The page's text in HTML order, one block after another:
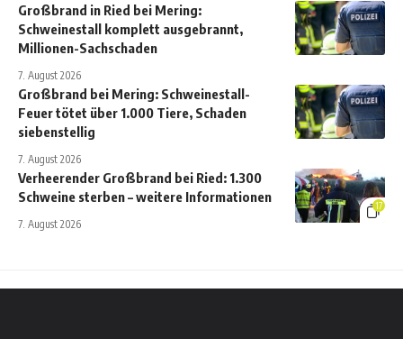
Großbrand in Ried bei Mering:
Schweinestall komplett ausgebrannt,
Millionen-Sachschaden
7. August 2026
Großbrand bei Mering: Schweinestall-
Feuer tötet über 1.000 Tiere, Schaden
siebenstellig
7. August 2026
17
Verheerender Großbrand bei Ried: 1.300
Schweine sterben – weitere Informationen
7. August 2026